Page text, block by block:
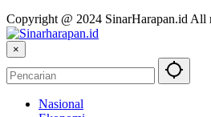
Copyright @ 2024 SinarHarapan.id All
×
Nasional